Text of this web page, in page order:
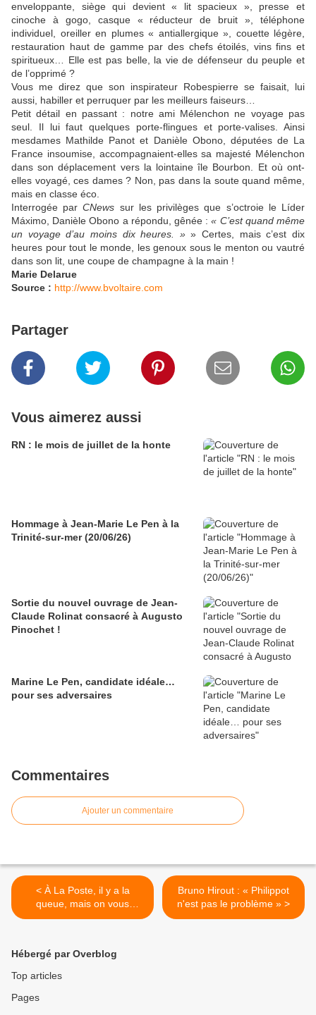
enveloppante, siège qui devient « lit spacieux », presse et
cinoche à gogo, casque « réducteur de bruit », téléphone
individuel, oreiller en plumes « antiallergique », couette légère,
restauration haut de gamme par des chefs étoilés, vins fins et
spiritueux… Elle est pas belle, la vie de défenseur du peuple et
de l’opprimé ?
Vous me direz que son inspirateur Robespierre se faisait, lui
aussi, habiller et perruquer par les meilleurs faiseurs…
Petit détail en passant : notre ami Mélenchon ne voyage pas
seul. Il lui faut quelques porte-flingues et porte-valises. Ainsi
mesdames Mathilde Panot et Danièle Obono, députées de La
France insoumise, accompagnaient-elles sa majesté Mélenchon
dans son déplacement vers la lointaine île Bourbon. Et où ont-
elles voyagé, ces dames ? Non, pas dans la soute quand même,
mais en classe éco.
Interrogée parCNews sur les privilèges que s’octroie le Líder
Máximo, Danièle Obono a répondu, gênée :« C’est quand même
un voyage d’au moins dix heures. »» Certes, mais c’est dix
heures pour tout le monde, les genoux sous le menton ou vautré
dans son lit, une coupe de champagne à la main !
Marie Delarue
Source : http://www.bvoltaire.com
Partager
Vous aimerez aussi
RN : le mois de juillet de la honte
Hommage à Jean-Marie Le Pen à la
Trinité-sur-mer (20/06/26)
Sortie du nouvel ouvrage de Jean-
Claude Rolinat consacré à Augusto
Pinochet !
Marine Le Pen, candidate idéale…
pour ses adversaires
Commentaires
Ajouter un commentaire
< À La Poste, il y a la
queue, mais on vous
explique
Bruno Hirout : « Philippot
n'est pas le problème » >
Hébergé par Overblog
Top articles
Pages